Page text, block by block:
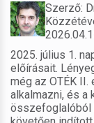
Szerző:
2025. július 1.
előírásait.
még az OTÉK
alkalmazni, és a
összefoglalóból